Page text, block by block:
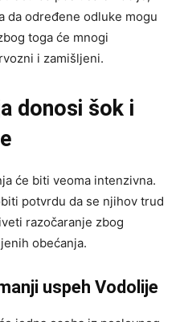
da određene odluke mogu
toga će mnogi
i zamišljeni.
donosi šok i
će biti veoma intenzivna.
potvrdu da se njihov trud
razočaranje zbog
obećanja.
uspeh Vodolije